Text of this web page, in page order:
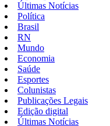
Últimas Notícias
Política
Brasil
RN
Mundo
Economia
Saúde
Esportes
Colunistas
Publicações Legais
Edição digital
Últimas Notícias